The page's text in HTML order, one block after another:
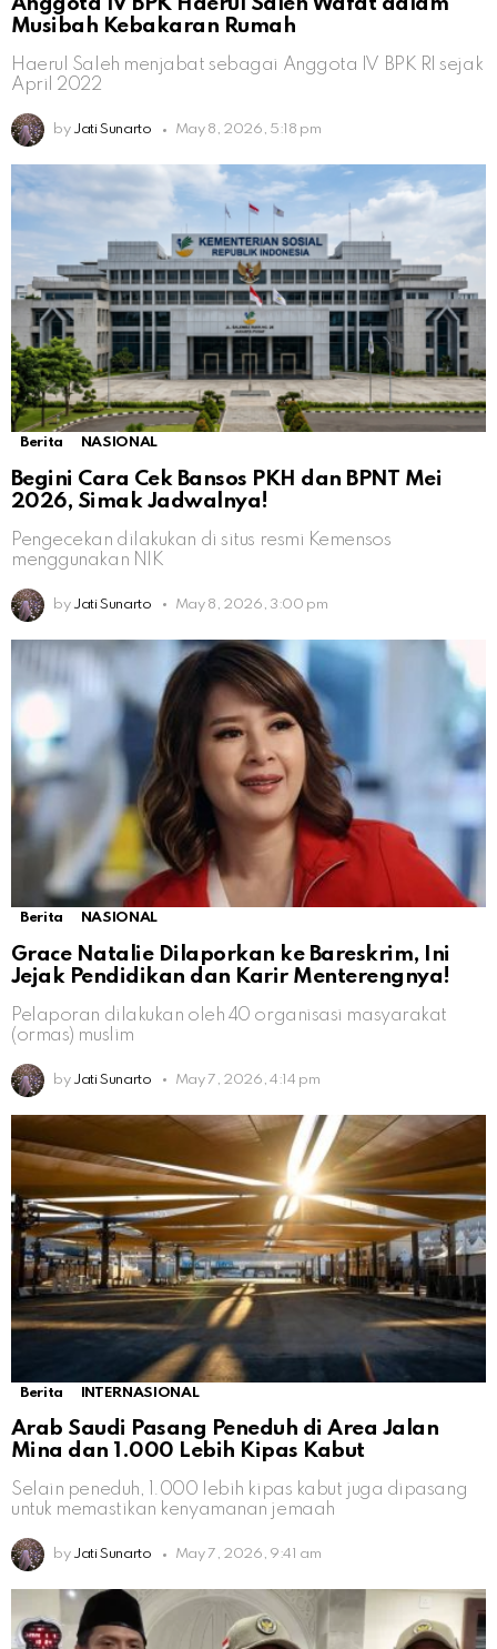
Musibah Kebakaran Rumah
Haerul Saleh menjabat sebagai Anggota IV BPK RI sejak
April 2022
by Jati Sunarto May 8, 2026, 5:18 pm
Berita NASIONAL
Begini Cara Cek Bansos PKH dan BPNT Mei
2026, Simak Jadwalnya!
Pengecekan dilakukan di situs resmi Kemensos
menggunakan NIK
by Jati Sunarto May 8, 2026, 3:00 pm
Berita NASIONAL
Grace Natalie Dilaporkan ke Bareskrim, Ini
Jejak Pendidikan dan Karir Menterengnya!
Pelaporan dilakukan oleh 40 organisasi masyarakat
(ormas) muslim
by Jati Sunarto May 7, 2026, 4:14 pm
Berita INTERNASIONAL
Arab Saudi Pasang Peneduh di Area Jalan
Mina dan 1.000 Lebih Kipas Kabut
Selain peneduh, 1.000 lebih kipas kabut juga dipasang
untuk memastikan kenyamanan jemaah
by Jati Sunarto May 7, 2026, 9:41 am